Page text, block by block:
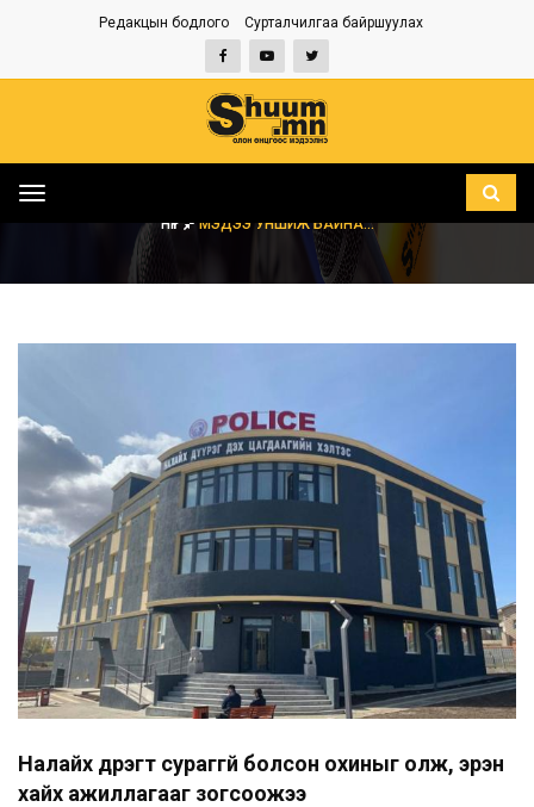
Редакцын бодлого Сурталчилгаа байршуулах
Toggle
НҮҮР МЭДЭЭ УНШИЖ БАЙНА...
Налайх дүүрэгт сураггүй болсон охиныг олж, эрэн
хайх ажиллагааг зогсоожээ